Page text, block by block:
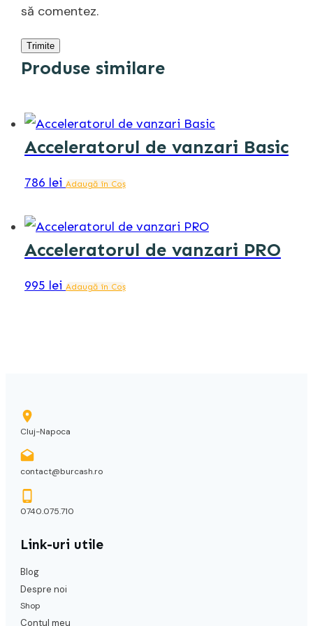
să comentez.
Trimite
Produse similare
Acceleratorul de vanzari Basic
786 lei Adaugă în Coș
Acceleratorul de vanzari PRO
995 lei Adaugă în Coș
Cluj-Napoca
contact@burcash.ro
0740.075.710
Link-uri utile
Blog
Despre noi
Shop
Contul meu